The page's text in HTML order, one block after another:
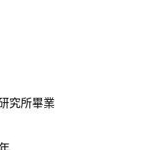
究所畢業